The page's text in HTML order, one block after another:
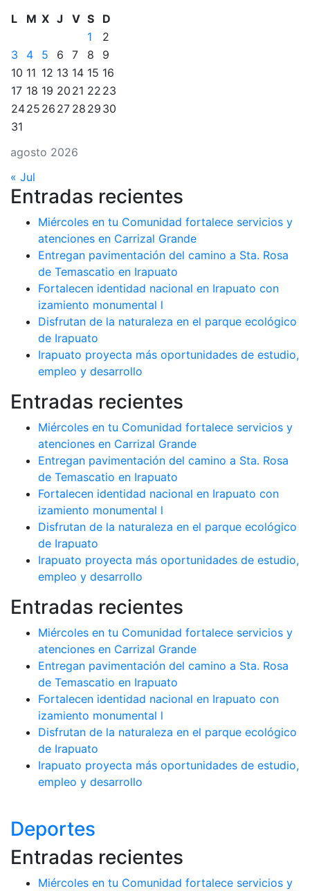
agosto 2026
L M X J V S
D
1
2
3
4 5 6 7 8
9
10 11 12 13 14 15 16
17 18 19 20 21 22 23
2425 26 27 28 29 30
31
« Jul
Entradas recientes
Miércoles en tu Comunidad fortalece servicios y
atenciones en Carrizal Grande
Entregan pavimentación del camino a Sta. Rosa
de Temascatio en Irapuato
Fortalecen identidad nacional en Irapuato con
izamiento monumental l
Disfrutan de la naturaleza en el parque ecológico
de Irapuato
Irapuato proyecta más oportunidades de estudio,
empleo y desarrollo
Entradas recientes
Miércoles en tu Comunidad fortalece servicios y
atenciones en Carrizal Grande
Entregan pavimentación del camino a Sta. Rosa
de Temascatio en Irapuato
Fortalecen identidad nacional en Irapuato con
izamiento monumental l
Disfrutan de la naturaleza en el parque ecológico
de Irapuato
Irapuato proyecta más oportunidades de estudio,
empleo y desarrollo
Entradas recientes
Miércoles en tu Comunidad fortalece servicios y
atenciones en Carrizal Grande
Entregan pavimentación del camino a Sta. Rosa
de Temascatio en Irapuato
Fortalecen identidad nacional en Irapuato con
izamiento monumental l
Disfrutan de la naturaleza en el parque ecológico
de Irapuato
Irapuato proyecta más oportunidades de estudio,
empleo y desarrollo
Deportes
Entradas recientes
Miércoles en tu Comunidad fortalece servicios y